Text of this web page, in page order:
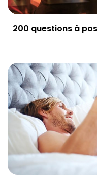
200 questions à